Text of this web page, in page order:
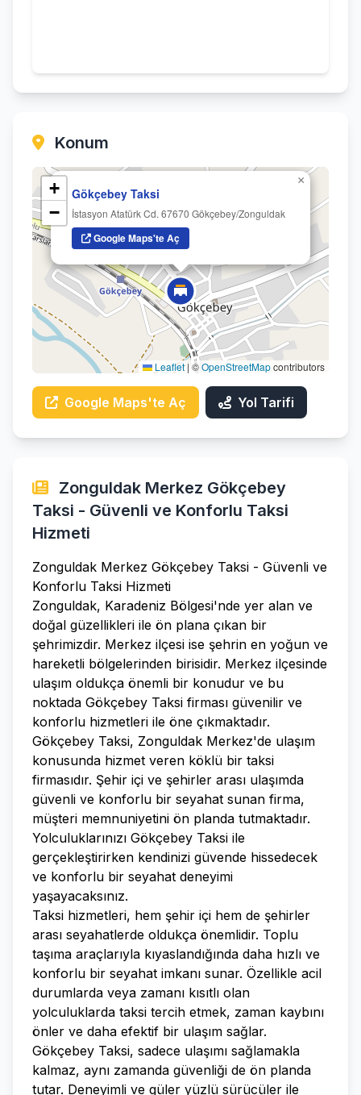
Konum
Gökçebey Taksi
İstasyon Atatürk Cd. 67670 Gökçebey/Zonguldak
Google Maps'te Aç
×
+
−
Leaflet |©OpenStreetMapcontributors
Google Maps'te Aç Yol Tarifi
Zonguldak Merkez Gökçebey
Taksi - Güvenli ve Konforlu Taksi
Hizmeti
Zonguldak Merkez Gökçebey Taksi - Güvenli ve
Konforlu Taksi Hizmeti
Zonguldak, Karadeniz Bölgesi'nde yer alan ve
doğal güzellikleri ile ön plana çıkan bir
şehrimizdir. Merkez ilçesi ise şehrin en yoğun ve
hareketli bölgelerinden birisidir. Merkez ilçesinde
ulaşım oldukça önemli bir konudur ve bu
noktada Gökçebey Taksi firması güvenilir ve
konforlu hizmetleri ile öne çıkmaktadır.
Gökçebey Taksi, Zonguldak Merkez'de ulaşım
konusunda hizmet veren köklü bir taksi
firmasıdır. Şehir içi ve şehirler arası ulaşımda
güvenli ve konforlu bir seyahat sunan firma,
müşteri memnuniyetini ön planda tutmaktadır.
Yolculuklarınızı Gökçebey Taksi ile
gerçekleştirirken kendinizi güvende hissedecek
ve konforlu bir seyahat deneyimi
yaşayacaksınız.
Taksi hizmetleri, hem şehir içi hem de şehirler
arası seyahatlerde oldukça önemlidir. Toplu
taşıma araçlarıyla kıyaslandığında daha hızlı ve
konforlu bir seyahat imkanı sunar. Özellikle acil
durumlarda veya zamanı kısıtlı olan
yolculuklarda taksi tercih etmek, zaman kaybını
önler ve daha efektif bir ulaşım sağlar.
Gökçebey Taksi, sadece ulaşımı sağlamakla
kalmaz, aynı zamanda güvenliği de ön planda
tutar. Deneyimli ve güler yüzlü sürücüler ile